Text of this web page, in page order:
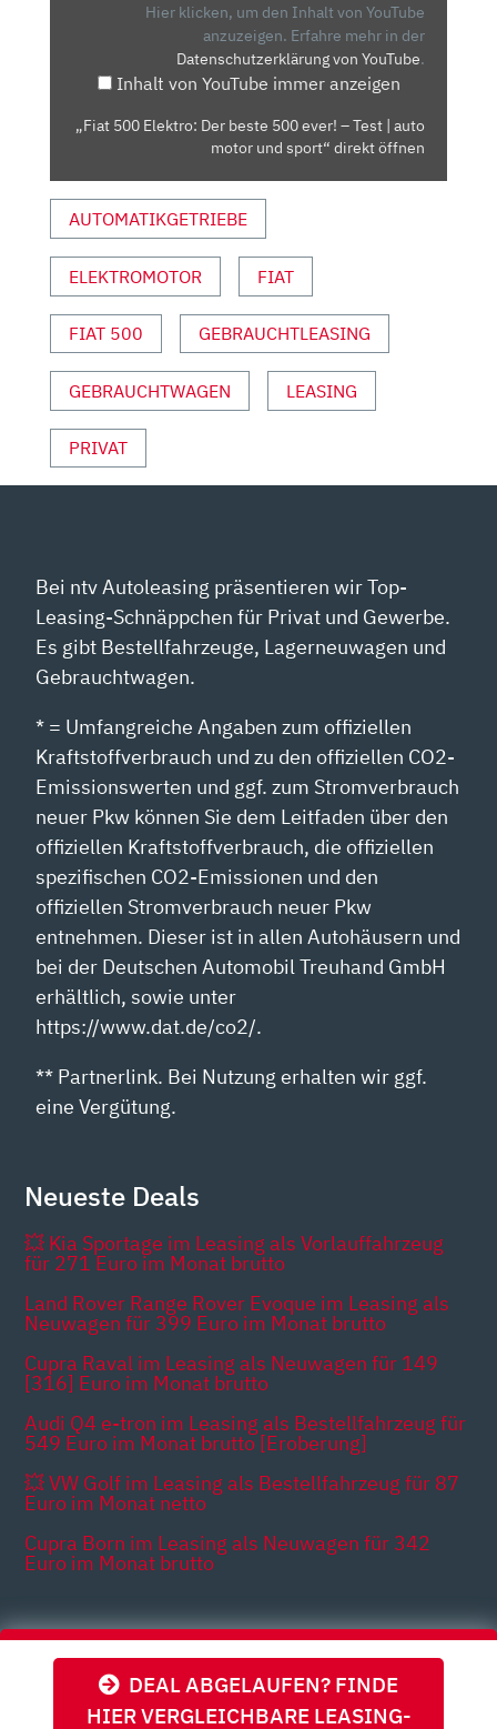
DEAL ABGELAUFEN? FINDE
HIER VERGLEICHBARE LEASING-
TEST
MOTOR
UND
VON
YOUTUBE
ANZEIGEN
Hier klicken, um den Inhalt von YouTube
anzuzeigen. Erfahre mehr in der
Datenschutzerklärung von YouTube.
Inhalt von YouTube immer anzeigen
„Fiat 500 Elektro: Der beste 500 ever! – Test | auto
motor und sport“ direkt öffnen
AUTOMATIKGETRIEBE
ELEKTROMOTOR FIAT
FIAT 500 GEBRAUCHTLEASING
GEBRAUCHTWAGEN LEASING
PRIVAT
Bei ntv Autoleasing präsentieren wir Top-
Leasing-Schnäppchen für Privat und Gewerbe.
Es gibt Bestellfahrzeuge, Lagerneuwagen und
Gebrauchtwagen.
* = Umfangreiche Angaben zum offiziellen
Kraftstoffverbrauch und zu den offiziellen CO2-
Emissionswerten und ggf. zum Stromverbrauch
neuer Pkw können Sie dem Leitfaden über den
offiziellen Kraftstoffverbrauch, die offiziellen
spezifischen CO2-Emissionen und den
offiziellen Stromverbrauch neuer Pkw
entnehmen. Dieser ist in allen Autohäusern und
bei der Deutschen Automobil Treuhand GmbH
erhältlich, sowie unter
https://www.dat.de/co2/.
** Partnerlink. Bei Nutzung erhalten wir ggf.
eine Vergütung.
Neueste Deals
💥 Kia Sportage im Leasing als Vorlauffahrzeug
für 271 Euro im Monat brutto
Land Rover Range Rover Evoque im Leasing als
Neuwagen für 399 Euro im Monat brutto
Cupra Raval im Leasing als Neuwagen für 149
[316] Euro im Monat brutto
Audi Q4 e-tron im Leasing als Bestellfahrzeug für
549 Euro im Monat brutto [Eroberung]
💥 VW Golf im Leasing als Bestellfahrzeug für 87
Euro im Monat netto
Cupra Born im Leasing als Neuwagen für 342
Euro im Monat brutto